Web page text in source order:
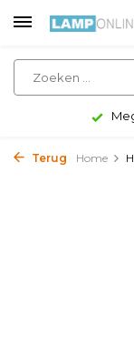
Terug Home